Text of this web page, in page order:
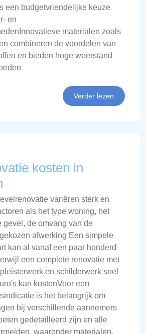
een budgetvriendelijke keuze
en
materialen zoals
combineren de voordelen van
en bieden hoge weerstand
Verder lezen
kosten in
variëren sterk en
als het type woning, het
gevel, de omvang van de
afwerking Een simpele
kan al vanaf een paar honderd
een complete renovatie met
en schilderwerk snel
kan kostenVoor een
is het belangrijk om
bij verschillende aannemers
gedetailleerd zijn en alle
waaronder materialen,